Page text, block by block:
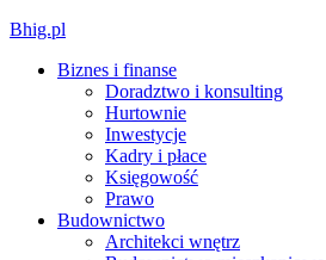
Bhig.pl
Biznes i finanse
Doradztwo i konsulting
Hurtownie
Inwestycje
Kadry i płace
Księgowość
Prawo
Budownictwo
Architekci wnętrz